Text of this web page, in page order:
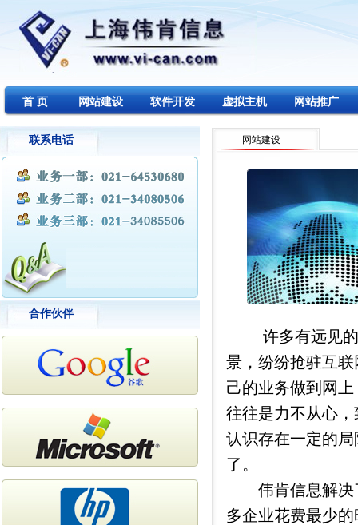
首 页 网站建设 软件开发 虚拟主机 网站推广
联系电话
合作伙伴
网站建设
许多有远见的
景，纷纷抢驻互
己的业务做到网
往往是力不从心
认识存在一定的
了。
伟肯信息解决了
多企业花费最少